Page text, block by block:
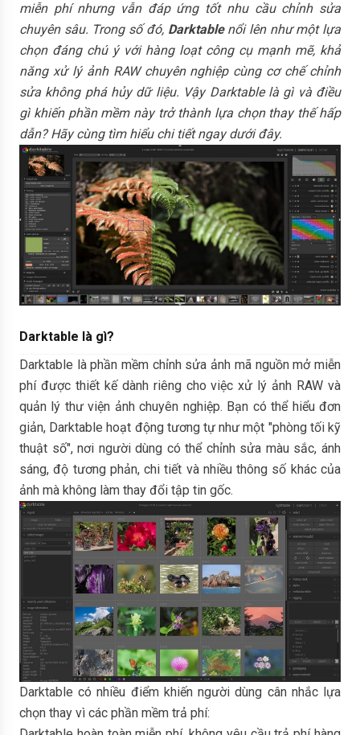
miễn phí nhưng vẫn đáp ứng tốt nhu cầu chỉnh sửa
chuyên sâu. Trong số đó, Darktablenổi lên như một lựa
chọn đáng chú ý với hàng loạt công cụ mạnh mẽ, khả
năng xử lý ảnh RAW chuyên nghiệp cùng cơ chế chỉnh
sửa không phá hủy dữ liệu. Vậy Darktable là gì và điều
gì khiến phần mềm này trở thành lựa chọn thay thế hấp
dẫn? Hãy cùng tìm hiểu chi tiết ngay dưới đây.
Darktable là gì?
Darktable là phần mềm chỉnh sửa ảnh mã nguồn mở miễn
phí được thiết kế dành riêng cho việc xử lý ảnh RAW và
quản lý thư viện ảnh chuyên nghiệp. Bạn có thể hiểu đơn
giản, Darktable hoạt động tương tự như một "phòng tối kỹ
thuật số", nơi người dùng có thể chỉnh sửa màu sắc, ánh
sáng, độ tương phản, chi tiết và nhiều thông số khác của
ảnh mà không làm thay đổi tập tin gốc.
Darktable có nhiều điểm khiến người dùng cân nhắc lựa
chọn thay vì các phần mềm trả phí: